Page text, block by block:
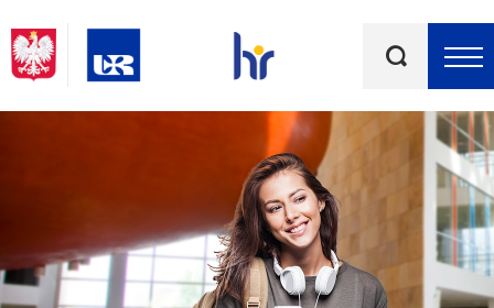
kluczowe